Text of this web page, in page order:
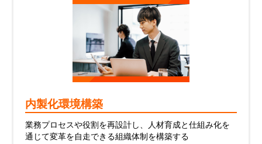
内製化環境構築
業務プロセスや役割を再設計し、人材育成と仕組み化を
通じて変革を自走できる組織体制を構築する